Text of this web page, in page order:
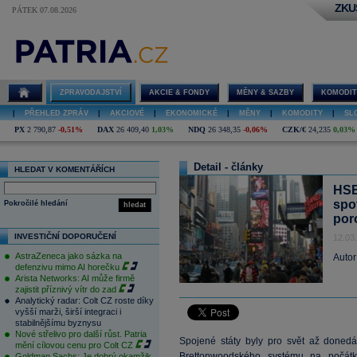
PÁTEK 07.08.2026
ZPRAVODAJSTVÍ AKCIE & FONDY MĚNY & SAZBY
PŘEHLED ZPRÁV AKCIOVÉ EKONOMICKÉ MĚNY KOMODITY
PX 2 790,87 -0,51% DAX 26 409,40 1,03% NDQ 26 348,35 -0,06% CZK/€ 24,235 0,03%
HLEDAT V KOMENTÁŘÍCH
hledat
Pokročilé hledání
INVESTIČNÍ DOPORUČENÍ
AstraZeneca jako sázka na
defenzivu mimo AI horečku
Arista Networks: AI může firmě
zajistit příznivý vítr do zad
Analytický radar: Colt CZ roste díky
vyšší marži, širší integraci i
stabilnějšímu byznysu
Nové střelivo pro další růst. Patria
mění cílovou cenu pro Colt CZ
Detail - články
Spojené státy byly pro svět až